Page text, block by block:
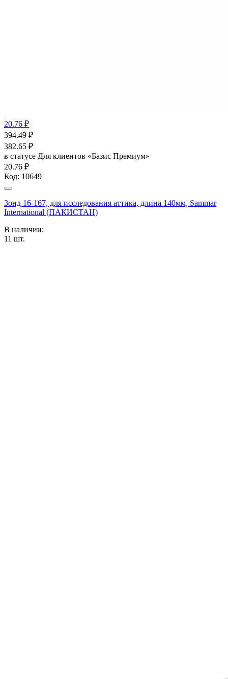
20.76 ₽
394.49 ₽
382.65 ₽
в статусе Для клиентов «Базис Премиум»
20.76 ₽
Код: 10649
Зонд 16-167, для исследования аттика, длина 140мм, Sammar
International (ПАКИСТАН)
В наличии:
11 шт.